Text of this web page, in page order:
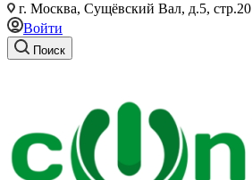
г. Москва, Сущёвский Вал, д.5, стр.20
Войти
Поиск